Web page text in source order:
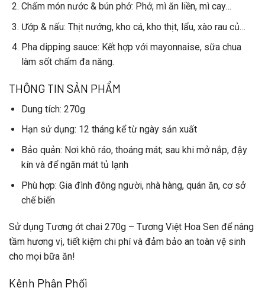
Chấm món nước & bún phở: Phở, mì ăn liền, mì cay…
Ướp & nấu: Thịt nướng, kho cá, kho thịt, lẩu, xào rau củ…
Pha dipping sauce: Kết hợp với mayonnaise, sữa chua
làm sốt chấm đa năng.
THÔNG TIN SẢN PHẨM
Dung tích: 270g
Hạn sử dụng: 12 tháng kể từ ngày sản xuất
Bảo quản: Nơi khô ráo, thoáng mát; sau khi mở nắp, đậy
kín và để ngăn mát tủ lạnh
Phù hợp: Gia đình đông người, nhà hàng, quán ăn, cơ sở
chế biến
Sử dụng Tương ớt chai 270g – Tương Việt Hoa Sen để nâng
tầm hương vị, tiết kiệm chi phí và đảm bảo an toàn vệ sinh
cho mọi bữa ăn!
Kênh Phân Phối